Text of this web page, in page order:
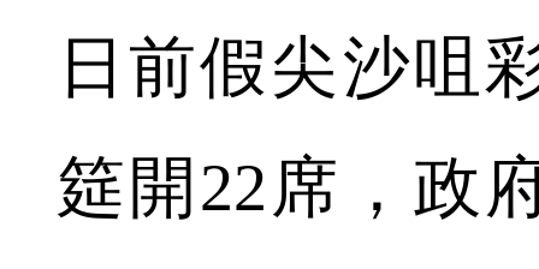
日前假尖沙咀
筵開22席，政